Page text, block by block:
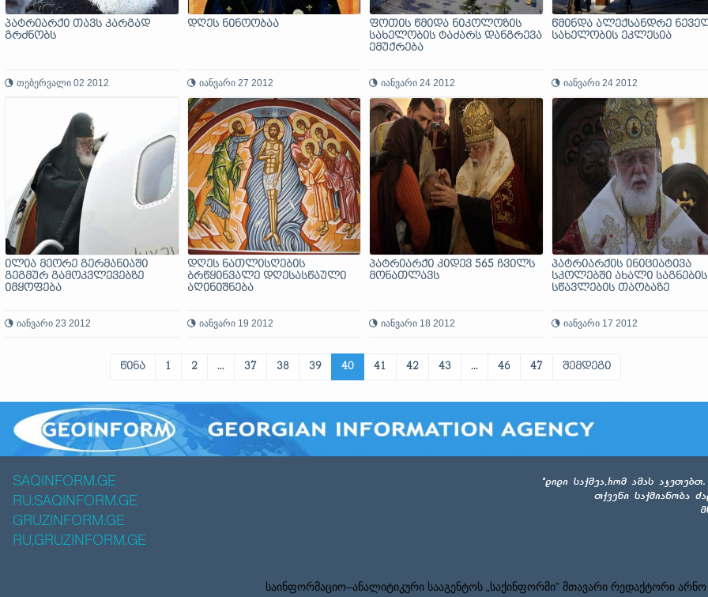
პატრიარქი თავს კარგად
გრძნობს
თებერვალი 02 2012
დღეს ნინოობაა
იანვარი 27 2012
ფოთის წმიდა ნიკოლოზის
სახელობის ტაძარს დანგრევა
ემუქრება
იანვარი 24 2012
წმინდა ალექსანდრე
სახელობის ეკლესია
იანვარი 24 2012
ილია მეორე გერმანიაში
გეგმურ გამოკვლევებზე
იმყოფება
იანვარი 23 2012
დღეს ნათლისღების
ბრწყინვალე დღესასწაული
აღინიშნება
იანვარი 19 2012
პატრიარქი კიდევ 565 ჩვილს
მონათლავს
იანვარი 18 2012
პატრიარქის ინიციატივა
სკოლებში ახალი საგნების
სწავლების თაობაზე
იანვარი 17 2012
წინა 1 2 ... 37 38 39 40 41 42 43 ... 46 47 შემდეგი
SAQINFORM.GE
RU.SAQINFORM.GE
GRUZINFORM.GE
RU.GRUZINFORM.GE
საინფორმაციო–ანალიტიკური სააგენტოს „საქინფორმი” მთავარი რედაქტორი